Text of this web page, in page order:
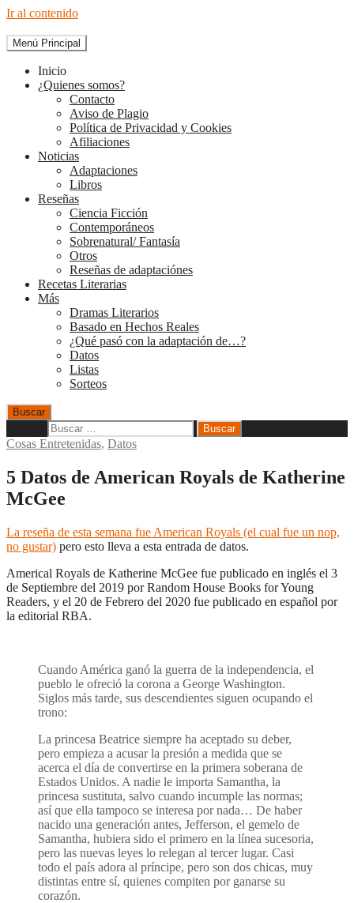
Ir al contenido
The Diary of Books
Menú Principal
Inicio
¿Quienes somos?
Contacto
Aviso de Plagio
Política de Privacidad y Cookies
Afiliaciones
Noticias
Adaptaciones
Libros
Reseñas
Ciencia Ficción
Contemporáneos
Sobrenatural/ Fantasía
Otros
Reseñas de adaptaciónes
Recetas Literarias
Más
Dramas Literarios
Basado en Hechos Reales
¿Qué pasó con la adaptación de…?
Datos
Listas
Sorteos
Buscar
Cosas Entretenidas, Datos
5 Datos de American Royals de Katherine
McGee
La reseña de esta semana fue American Royals (el cual fue un nop,
no gustar) pero esto lleva a esta entrada de datos.
Americal Royals de Katherine McGee fue publicado en inglés el 3
de Septiembre del 2019 por Random House Books for Young
Readers, y el 20 de Febrero del 2020 fue publicado en español por
la editorial RBA.
Cuando América ganó la guerra de la independencia, el
pueblo le ofreció la corona a George Washington.
Siglos más tarde, sus descendientes siguen ocupando el
trono:
La princesa Beatrice siempre ha aceptado su deber,
pero empieza a acusar la presión a medida que se
acerca el día de convertirse en la primera soberana de
Estados Unidos. A nadie le importa Samantha, la
princesa sustituta, salvo cuando incumple las normas;
así que ella tampoco se interesa por nada… De haber
nacido una generación antes, Jefferson, el gemelo de
Samantha, hubiera sido el primero en la línea sucesoria,
pero las nuevas leyes lo relegan al tercer lugar. Casi
todo el país adora al príncipe, pero son dos chicas, muy
distintas entre sí, quienes compiten por ganarse su
corazón.